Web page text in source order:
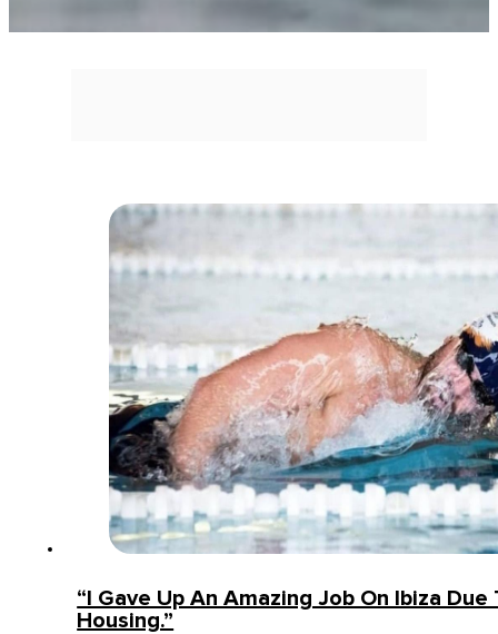
“I Gave Up An Amazing Job On Ibiza Due
Housing.”